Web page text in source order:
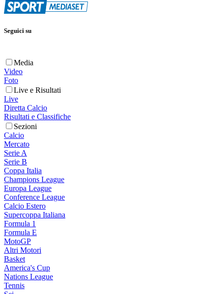
Seguici su
Media
Video
Foto
Live e Risultati
Live
Diretta Calcio
Risultati e Classifiche
Sezioni
Calcio
Mercato
Serie A
Serie B
Coppa Italia
Champions League
Europa League
Conference League
Calcio Estero
Supercoppa Italiana
Formula 1
Formula E
MotoGP
Altri Motori
Basket
America's Cup
Nations League
Tennis